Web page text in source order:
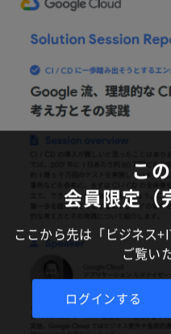
こ
会員限定（
ここから先は「ビジネス
ご覧い
ログインする